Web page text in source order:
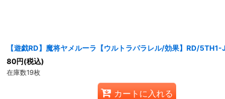
【遊戯RD】魔将ヤメルーラ【ウルトラパラレル/効果】RD/
80円(税込)
在庫数19枚
カートに入れる